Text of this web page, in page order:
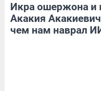
Икра ошержона и
Акакия
чем нам наврал